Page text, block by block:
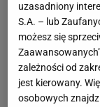
uzasadniony
S.A. – lub
możesz się
zależności od
jest kierowany.
osobowych